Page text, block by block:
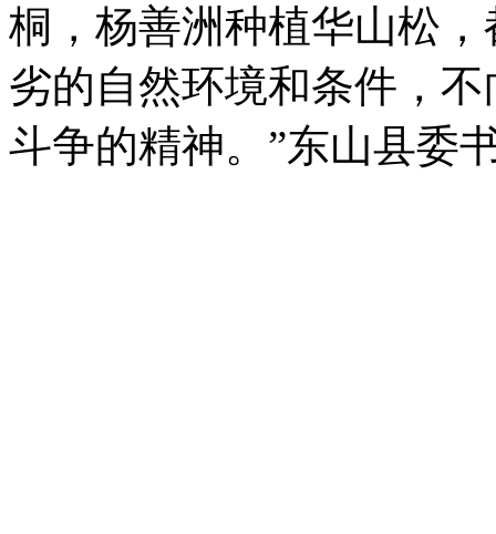
桐，杨善洲种植华山松
劣的自然环境和条件，
斗争的精神。”东山县委